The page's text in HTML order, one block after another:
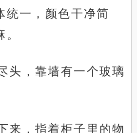
统一，颜色干净简
头，靠墙有一个玻璃
来，指着柜子里的物